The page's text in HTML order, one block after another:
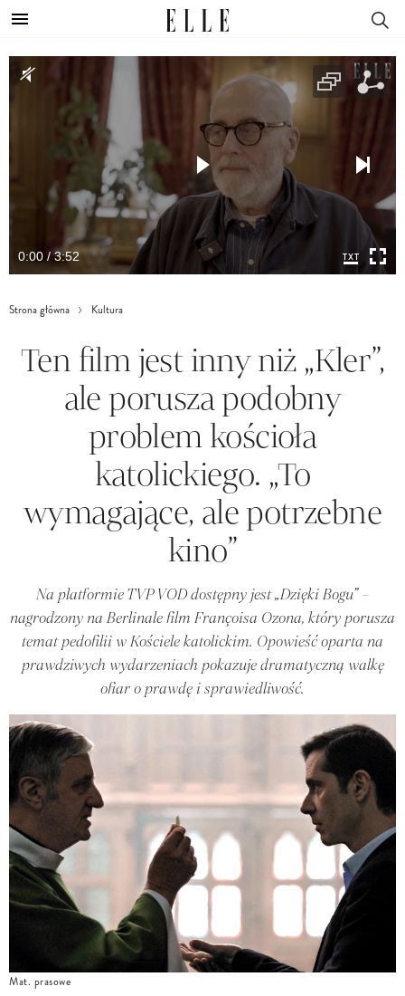
0:00 / 3:52
Strona główna Kultura
Ten film jest inny niż „Kler”,
ale porusza podobny
problem kościoła
katolickiego. „To
wymagające, ale potrzebne
kino”
Na platformie TVP VOD dostępny jest „Dzięki Bogu” –
nagrodzony na Berlinale film Françoisa Ozona, który porusza
temat pedofilii w Kościele katolickim. Opowieść oparta na
prawdziwych wydarzeniach pokazuje dramatyczną walkę
ofiar o prawdę i sprawiedliwość.
Mat. prasowe